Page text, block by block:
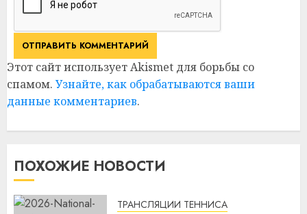
Этот сайт использует Akismet для борьбы со
спамом. Узнайте, как обрабатываются ваши
данные комментариев.
ПОХОЖИЕ НОВОСТИ
ТРАНСЛЯЦИИ ТЕННИСА